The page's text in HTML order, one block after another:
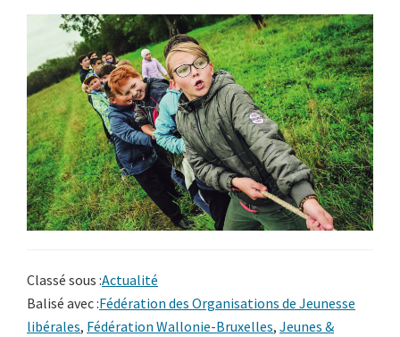
Classé sous :Actualité
Balisé avec :Fédération des Organisations de Jeunesse
libérales, Fédération Wallonie-Bruxelles, Jeunes &